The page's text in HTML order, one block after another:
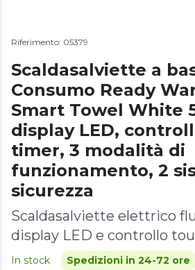
Riferimento: 05379
Scaldasalviette a
Consumo Ready
Smart Towel White
display LED,
timer, 3 modalità di
funzionamento, 2
sicurezza
Scaldasalviette elettrico
display LED e controllo
In stock Spedizioni in 24-72 ore